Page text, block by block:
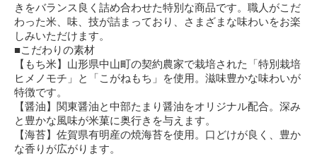
きをバランス良く詰め合わせた特別な商品です。職人がこだ
わった米、味、技が詰まっており、さまざまな味わいをお楽
しみいただけます。
■こだわりの素材
【もち米】山形県中山町の契約農家で栽培された「特別栽培
ヒメノモチ」と「こがねもち」を使用。滋味豊かな味わいが
特徴です。
【醤油】関東醤油と中部たまり醤油をオリジナル配合。深み
と豊かな風味が米菓に奥行きを与えます。
【海苔】佐賀県有明産の焼海苔を使用。口どけが良く、豊か
な香りが広がります。